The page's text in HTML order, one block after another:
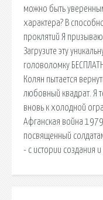
можно быть
характера? В
проклятий Я
Загрузите эту
головоломку
Колян пытается
любовный квадрат. Я
вновь к холодной
Афганская война
посвященный
- с истории создания и